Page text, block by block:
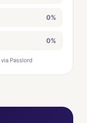
0%
0%
Passlord